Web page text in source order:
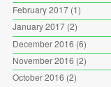
February 2017(1)
January 2017(2)
December 2016 (6)
November 2016 (2)
October 2016 (2)